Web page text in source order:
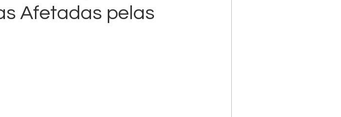
Afetadas pelas